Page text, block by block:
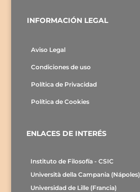
INFORMACIÓN LEGAL
Aviso Legal
Condiciones de uso
Política de Privacidad
Política de Cookies
ENLACES DE INTERÉS
Instituto de Filosofía - CSIC
Università della Campania (Nápoles)
Universidad de Lille (Francia)